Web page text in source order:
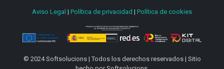
Aviso Legal | Política de privacidad | Política de cookies
© 2024 Softsolucions | Todos los derechos reservados | Sitio